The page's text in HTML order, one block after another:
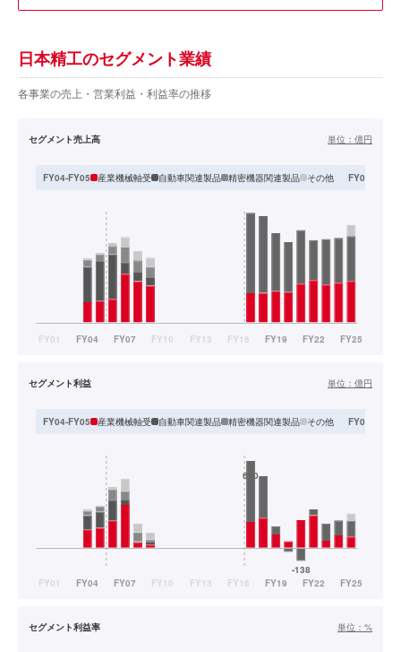
日本精工のセグメント業績
各事業の売上・営業利益・利益率の推移
セグメント売上高 単位： 億円
FY04-FY05 産業機械軸受 自動車関連製品 精密機器関連製品 その他 FY06-FY09
セグメント利益 単位： 億円
FY04-FY05 産業機械軸受 自動車関連製品 精密機器関連製品 その他 FY06-FY09
セグメント利益率 単位： %